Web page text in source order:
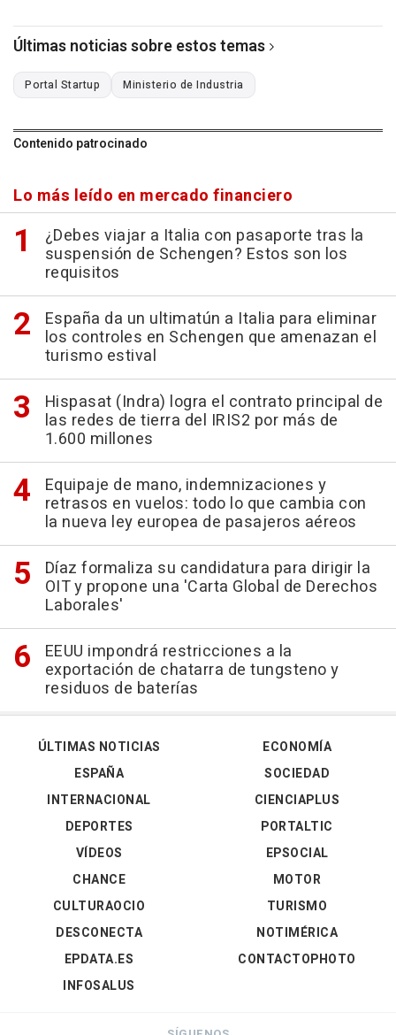
Últimas noticias sobre estos temas
Portal Startup Ministerio de Industria
Contenido patrocinado
Lo más leído en mercado financiero
¿Debes viajar a Italia con pasaporte tras la
suspensión de Schengen? Estos son los
requisitos
España da un ultimatún a Italia para eliminar
los controles en Schengen que amenazan el
turismo estival
Hispasat (Indra) logra el contrato principal de
las redes de tierra del IRIS2 por más de
1.600 millones
Equipaje de mano, indemnizaciones y
retrasos en vuelos: todo lo que cambia con
la nueva ley europea de pasajeros aéreos
Díaz formaliza su candidatura para dirigir la
OIT y propone una 'Carta Global de Derechos
Laborales'
EEUU impondrá restricciones a la
exportación de chatarra de tungsteno y
residuos de baterías
ÚLTIMAS NOTICIAS
ESPAÑA
INTERNACIONAL
DEPORTES
VÍDEOS
ECONOMÍA
SOCIEDAD
CIENCIAPLUS
PORTALTIC
EPSOCIAL
CHANCE
CULTURAOCIO
DESCONECTA
EPDATA.ES
INFOSALUS
MOTOR
TURISMO
NOTIMÉRICA
CONTACTOPHOTO